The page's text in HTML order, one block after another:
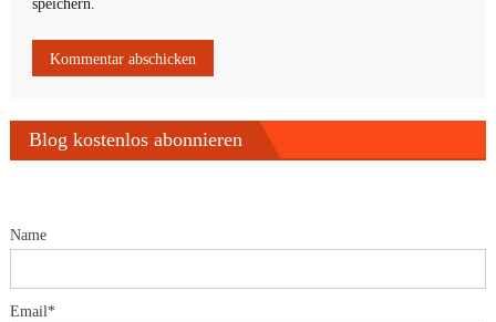
speichern.
Blog kostenlos abonnieren
Name
Email*